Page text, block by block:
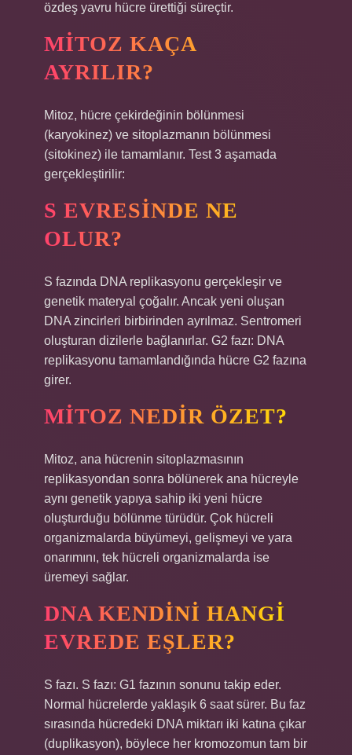
özdeş yavru hücre ürettiği süreçtir.
MITOZ KAÇA
AYRILIR?
Mitoz, hücre çekirdeğinin bölünmesi
(karyokinez) ve sitoplazmanın bölünmesi
(sitokinez) ile tamamlanır. Test 3 aşamada
gerçekleştirilir:
S EVRESINDE NE
OLUR?
S fazında DNA replikasyonu gerçekleşir ve
genetik materyal çoğalır. Ancak yeni oluşan
DNA zincirleri birbirinden ayrılmaz. Sentromeri
oluşturan dizilerle bağlanırlar. G2 fazı: DNA
replikasyonu tamamlandığında hücre G2 fazına
girer.
MITOZ NEDIR ÖZET?
Mitoz, ana hücrenin sitoplazmasının
replikasyondan sonra bölünerek ana hücreyle
aynı genetik yapıya sahip iki yeni hücre
oluşturduğu bölünme türüdür. Çok hücreli
organizmalarda büyümeyi, gelişmeyi ve yara
onarımını, tek hücreli organizmalarda ise
üremeyi sağlar.
DNA KENDINI HANGI
EVREDE EŞLER?
S fazı. S fazı: G1 fazının sonunu takip eder.
Normal hücrelerde yaklaşık 6 saat sürer. Bu faz
sırasında hücredeki DNA miktarı iki katına çıkar
(duplikasyon), böylece her kromozomun tam bir